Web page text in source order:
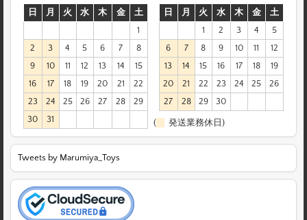
日
月 火 水 木 金
土
1
2
3 4 5 6 7
8
9
10 11 12 13 14
15
16
17 18 19 20 21
22
23
24 25 26 27 28
29
30
31
日
月 火 水 木 金
土
1
2 3 4
5
6
7 8 9 10 11
12
13
14 15 16 17 18
19
20
21 22 23 24 25
26
27
28 29 30
( 発送業務休日)
Tweets by Marumiya_Toys